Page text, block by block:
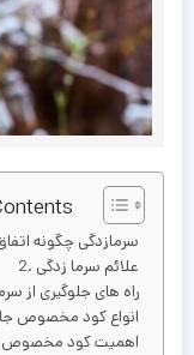
سرمازدگی چگونه
علائم سرما زدگی
راه های جلوگیری از
انواع کود مخصوص
اهمیت کود مخصوص